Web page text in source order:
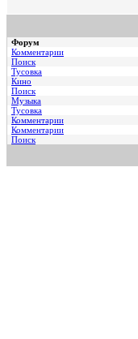
Форум
Комментарии
Поиск
Тусовка
Кино
Поиск
Музыка
Тусовка
Комментарии
Комментарии
Поиск